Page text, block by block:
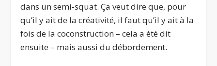
dans un semi-squat. Ça veut dire que, pour
qu’il y ait de la créativité, il faut qu’il y ait à la
fois de la coconstruction – cela a été dit
ensuite – mais aussi du débordement.